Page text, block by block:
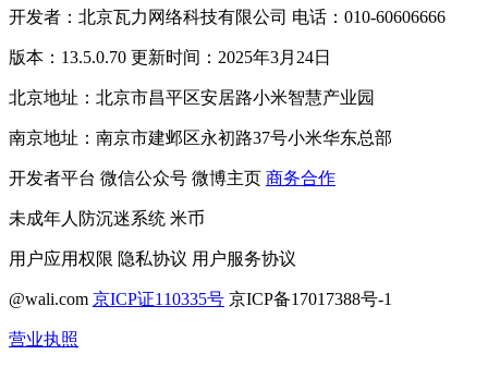
开发者：北京瓦力网络科技有限公司 电话：010-60606666
版本：13.5.0.70 更新时间：2025年3月24日
北京地址：北京市昌平区安居路小米智慧产业园
南京地址：南京市建邺区永初路37号小米华东总部
开发者平台 微信公众号 微博主页 商务合作
未成年人防沉迷系统 米币
用户应用权限 隐私协议 用户服务协议
@wali.com 京ICP证110335号 京ICP备17017388号-1
营业执照